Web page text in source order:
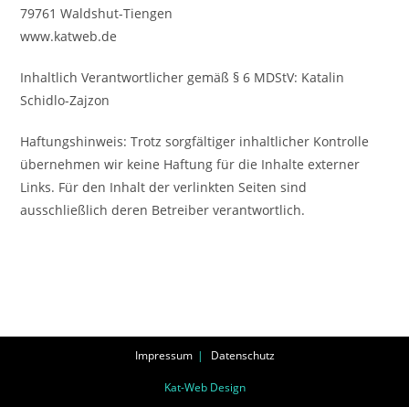
79761 Waldshut-Tiengen
www.katweb.de
Inhaltlich Verantwortlicher gemäß § 6 MDStV: Katalin
Schidlo-Zajzon
Haftungshinweis: Trotz sorgfältiger inhaltlicher Kontrolle
übernehmen wir keine Haftung für die Inhalte externer
Links. Für den Inhalt der verlinkten Seiten sind
ausschließlich deren Betreiber verantwortlich.
Impressum Datenschutz
Kat-Web Design